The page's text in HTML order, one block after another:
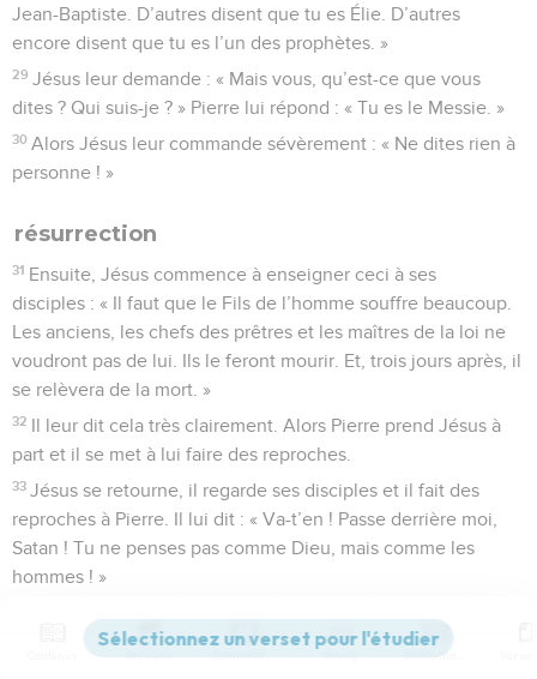
Jean-Baptiste. D’autres disent que tu es Élie. D’autres
encore disent que tu es l’un des prophètes. »
29 Jésus leur demande : « Mais vous, qu’est-ce que vous
dites ? Qui suis-je ? » Pierre lui répond : « Tu es le Messie. »
30 Alors Jésus leur commande sévèrement : « Ne dites rien à
personne ! »
résurrection
31 Ensuite, Jésus commence à enseigner ceci à ses
disciples : « Il faut que le Fils de l’homme souffre beaucoup.
Les anciens, les chefs des prêtres et les maîtres de la loi ne
voudront pas de lui. Ils le feront mourir. Et, trois jours après, il
se relèvera de la mort. »
32 Il leur dit cela très clairement. Alors Pierre prend Jésus à
part et il se met à lui faire des reproches.
33 Jésus se retourne, il regarde ses disciples et il fait des
reproches à Pierre. Il lui dit : « Va-t’en ! Passe derrière moi,
Satan ! Tu ne penses pas comme Dieu, mais comme les
hommes ! »
dit : « Si quelqu’un veut venir avec moi, il ne doit plus penser
Versions Commentaires Strong